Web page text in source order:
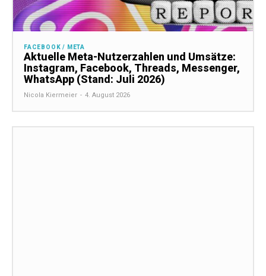
FACEBOOK / META
Aktuelle Meta-Nutzerzahlen und Umsätze:
Instagram, Facebook, Threads, Messenger,
WhatsApp (Stand: Juli 2026)
Nicola Kiermeier - 4. August 2026